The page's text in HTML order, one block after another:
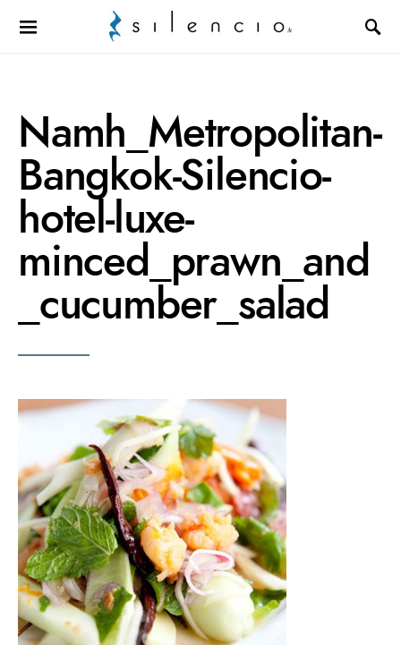
Search for:
Namh_Metropolitan-
Bangkok-Silencio-
hotel-luxe-
minced_prawn_and
_cucumber_salad